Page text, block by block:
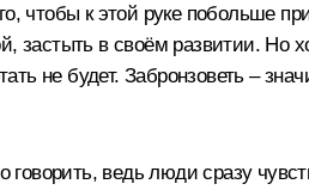
чтобы к этой руке побольше
застыть в своём развитии.
не будет. Забронзоветь –
говорить, ведь люди сразу